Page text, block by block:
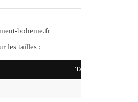
les tailles :
Taille